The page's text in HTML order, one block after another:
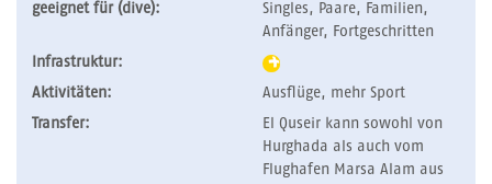
geeignet für (dive):
Singles, Paare, Familien,
Anfänger, Fortgeschritten
Infrastruktur:
Aktivitäten:
Ausflüge, mehr Sport
Transfer:
El Quseir kann sowohl von
Hurghada als auch vom
Flughafen Marsa Alam aus